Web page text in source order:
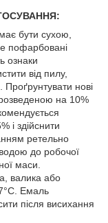
бути сухою,
пофарбовані
ознаки
від пилу,
нові
на 10%
і здійснити
ретельно
до робочої
маси.
валика або
Емаль
після висихання